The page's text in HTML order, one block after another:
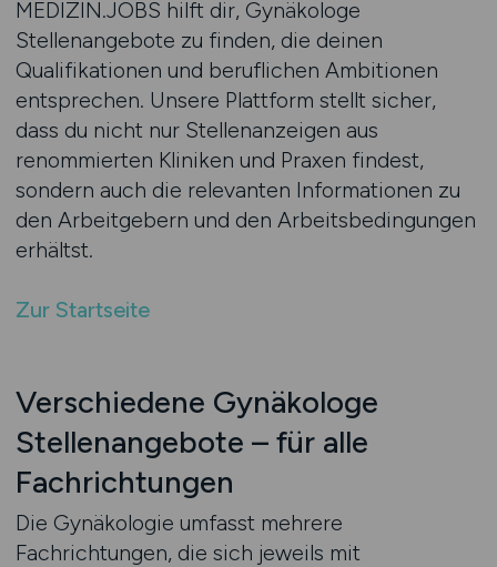
MEDIZIN.JOBS hilft dir, Gynäkologe
Stellenangebote zu finden, die deinen
Qualifikationen und beruflichen Ambitionen
entsprechen. Unsere Plattform stellt sicher,
dass du nicht nur Stellenanzeigen aus
renommierten Kliniken und Praxen findest,
sondern auch die relevanten Informationen zu
den Arbeitgebern und den Arbeitsbedingungen
erhältst.
Zur Startseite
Verschiedene Gynäkologe
Stellenangebote – für alle
Fachrichtungen
Die Gynäkologie umfasst mehrere
Fachrichtungen, die sich jeweils mit